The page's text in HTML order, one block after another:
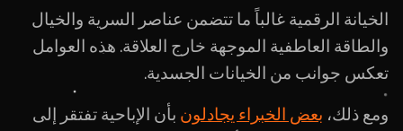
الخيانة الرقمية غالباً ما تتضمن عناصر السرية والخيال
والطاقة العاطفية الموجهة خارج العلاقة. هذه العوامل
تعكس جوانب من الخيانات الجسدية.
ومع ذلك، بعض الخبراء يجادلون بأن الإباحية تفتقر إلى